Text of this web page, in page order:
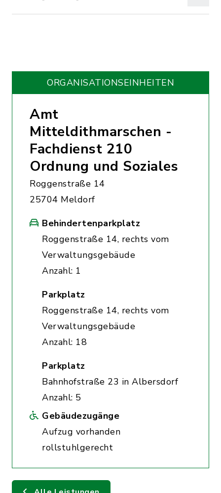
ORGANISATIONS­EINHEITEN
Amt
Mitteldithmarschen -
Fachdienst 210
Ordnung und Soziales
Roggenstraße 14
25704 Meldorf
Behindertenparkplatz
Roggenstraße 14, rechts vom
Verwaltungsgebäude
Anzahl: 1
Parkplatz
Roggenstraße 14, rechts vom
Verwaltungsgebäude
Anzahl: 18
Parkplatz
Bahnhofstraße 23 in Albersdorf
Anzahl: 5
Gebäudezugänge
Aufzug vorhanden
rollstuhlgerecht